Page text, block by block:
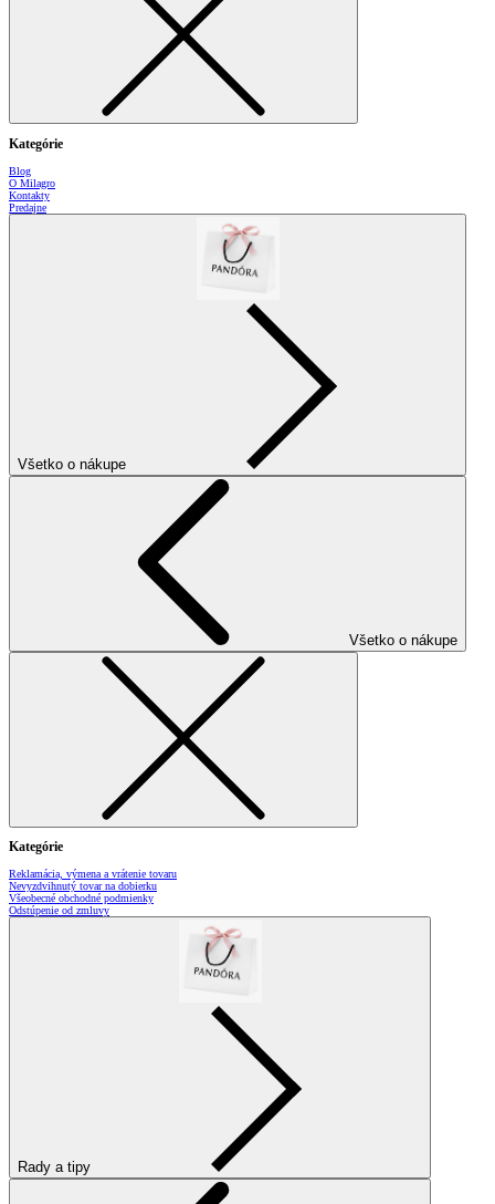
Kategórie
Blog
O Milagro
Kontakty
Predajne
Všetko o nákupe
Všetko o nákupe
Kategórie
Reklamácia, výmena a vrátenie tovaru
Nevyzdvihnutý tovar na dobierku
Všeobecné obchodné podmienky
Odstúpenie od zmluvy
Rady a tipy